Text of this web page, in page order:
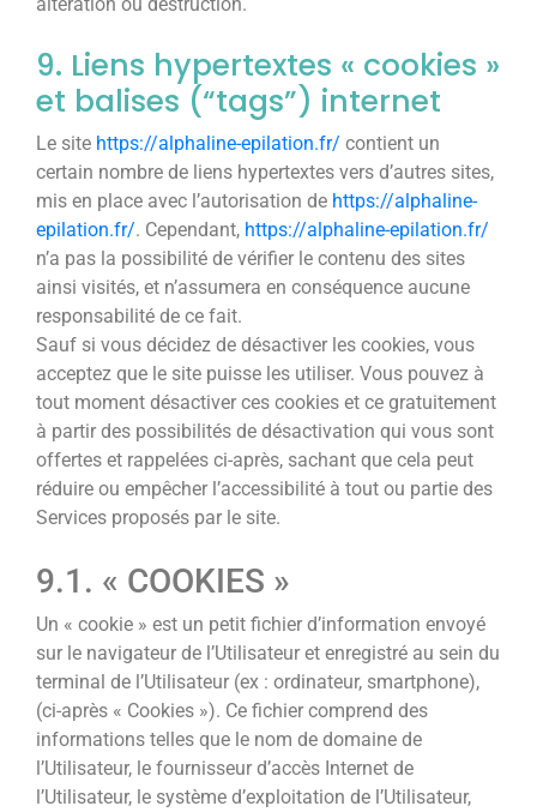
9. Liens hypertextes « cookies »
et balises (“tags”) internet
Le site https://alphaline-epilation.fr/ contient un
certain nombre de liens hypertextes vers d’autres sites,
mis en place avec l’autorisation de https://alphaline-
epilation.fr/. Cependant, https://alphaline-epilation.fr/
n’a pas la possibilité de vérifier le contenu des sites
ainsi visités, et n’assumera en conséquence aucune
responsabilité de ce fait.
Sauf si vous décidez de désactiver les cookies, vous
acceptez que le site puisse les utiliser. Vous pouvez à
tout moment désactiver ces cookies et ce gratuitement
à partir des possibilités de désactivation qui vous sont
offertes et rappelées ci-après, sachant que cela peut
réduire ou empêcher l’accessibilité à tout ou partie des
Services proposés par le site.
9.1. « COOKIES »
Un « cookie » est un petit fichier d’information envoyé
sur le navigateur de l’Utilisateur et enregistré au sein du
terminal de l’Utilisateur (ex : ordinateur, smartphone),
(ci-après « Cookies »). Ce fichier comprend des
informations telles que le nom de domaine de
l’Utilisateur, le fournisseur d’accès Internet de
l’Utilisateur, le système d’exploitation de l’Utilisateur,